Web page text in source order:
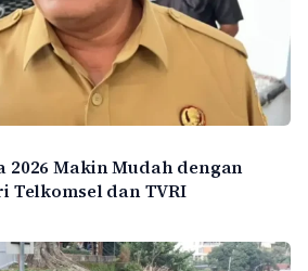
2026 Makin Mudah dengan
Telkomsel dan TVRI